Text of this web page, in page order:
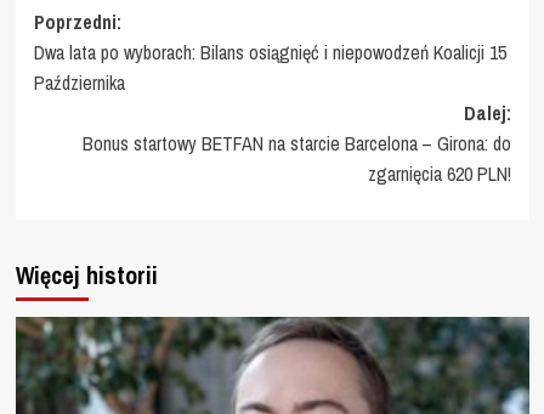
Zobacz
wpisy
Poprzedni:
Dwa lata po wyborach: Bilans osiągnięć i niepowodzeń Koalicji 15
Października
Dalej:
Bonus startowy BETFAN na starcie Barcelona – Girona: do
zgarnięcia 620 PLN!
Więcej historii